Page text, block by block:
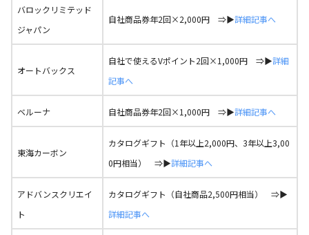
バロックリミテッド
ジャパン
自社商品券年2回×2,000円 ⇒▶詳細記事へ
オートバックス
自社で使えるVポイント2回×1,000円 ⇒▶詳細
記事へ
ベルーナ 自社商品券年2回×1,000円 ⇒▶詳細記事へ
東海カーボン
カタログギフト（1年以上2,000円、3年以上3,00
0円相当） ⇒▶詳細記事へ
アドバンスクリエイ
ト
カタログギフト（自社商品2,500円相当） ⇒▶
詳細記事へ